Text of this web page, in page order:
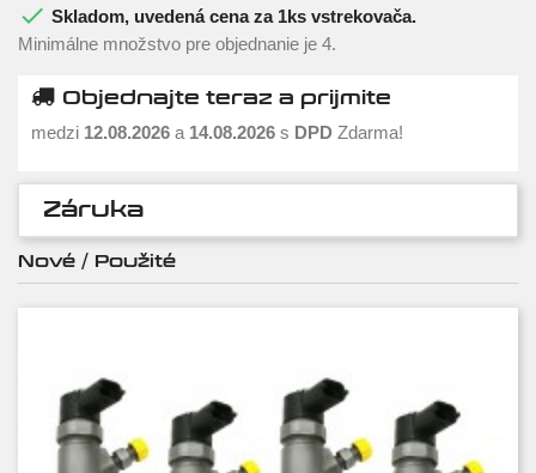
 Skladom, uvedená cena za 1ks vstrekovača.
Minimálne množstvo pre objednanie je 4.
Objednajte teraz a prijmite
medzi 12.08.2026 a 14.08.2026 s DPD Zdarma!
Záruka
Nové / Použité